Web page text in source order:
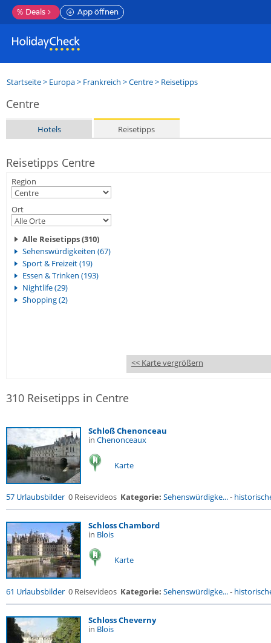
% Deals App öffnen
Startseite> Europa> Frankreich >Centre> Reisetipps
Centre
Hotels Reisetipps
Reisetipps Centre
Region
Ort
Alle Reisetipps (310)
Sehenswürdigkeiten (67)
Sport & Freizeit (19)
Essen & Trinken (193)
Nightlife (29)
Shopping (2)
<< Karte vergrößern
310 Reisetipps in Centre
Schloß Chenonceau
in Chenonceaux
Karte
57 Urlaubsbilder 0 Reisevideos Kategorie: Sehenswürdigke...-
Schloss Chambord
in Blois
Karte
61 Urlaubsbilder 0 Reisevideos Kategorie: Sehenswürdigke...-
Schloss Cheverny
in Blois